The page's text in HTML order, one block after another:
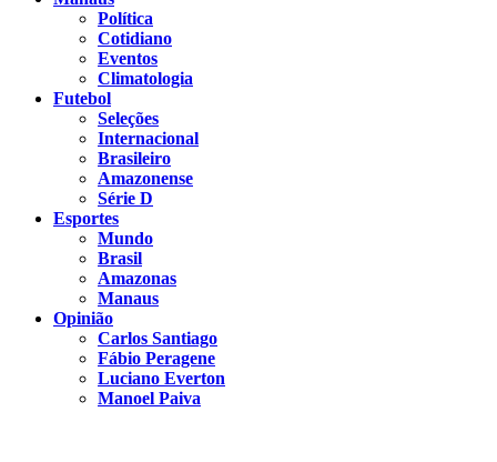
Política
Cotidiano
Eventos
Climatologia
Futebol
Seleções
Internacional
Brasileiro
Amazonense
Série D
Esportes
Mundo
Brasil
Amazonas
Manaus
Opinião
Carlos Santiago
Fábio Peragene
Luciano Everton
Manoel Paiva